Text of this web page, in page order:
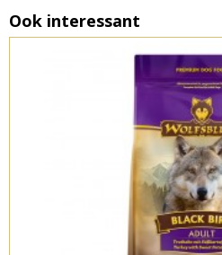
Ook interessant